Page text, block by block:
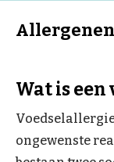
Wat is
ongewenste